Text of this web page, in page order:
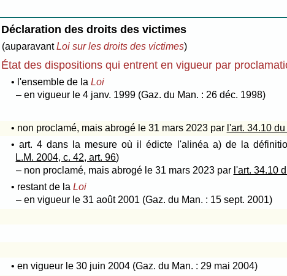
Déclaration des droits des victimes
(auparavantLoi sur les droits des victimes)
État des dispositions qui entrent en vigueur par
• l'ensemble de la Loi
– en vigueur le 4 janv. 1999 (Gaz. du Man. : 26 déc. 1998)
• non proclamé, mais abrogé le 31 mars 2023 par l'art. 34.10
• art. 4 dans la mesure où il édicte l'alinéa a) de la
L.M. 2004, c. 42, art. 96)
– non proclamé, mais abrogé le 31 mars 2023 par l'art. 34.10
• restant de la Loi
– en vigueur le 31 août 2001 (Gaz. du Man. : 15 sept. 2001)
• en vigueur le 30 juin 2004 (Gaz. du Man. : 29 mai 2004)